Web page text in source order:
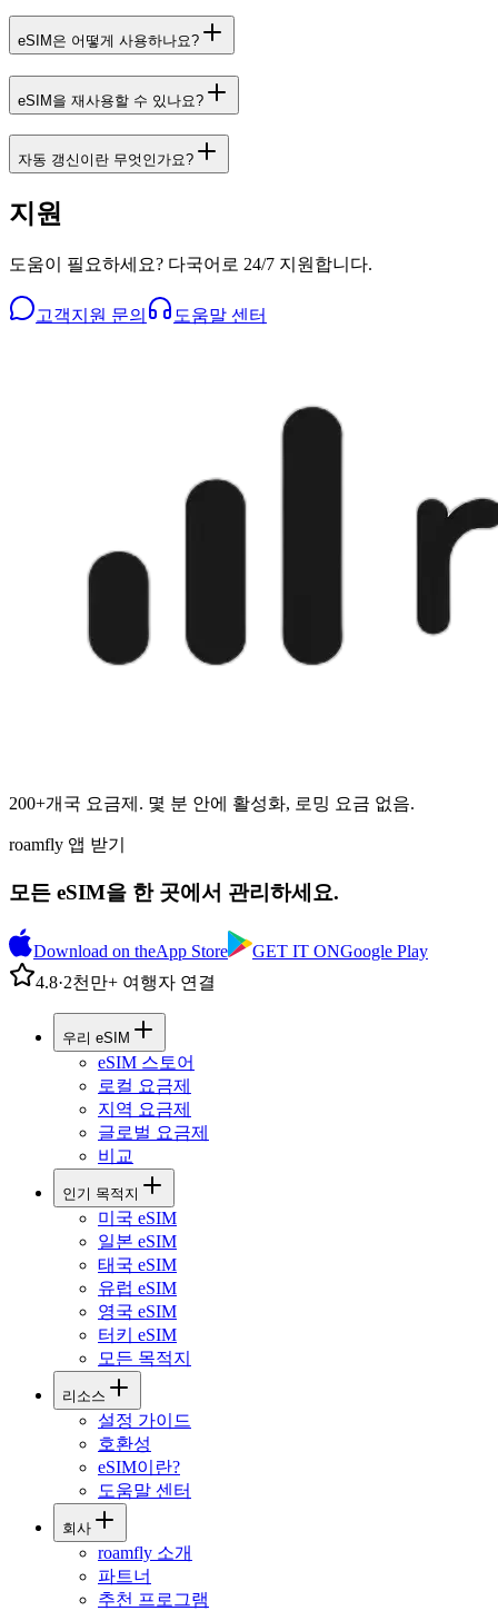
eSIM은 어떻게 사용하나요?
eSIM을 재사용할 수 있나요?
자동 갱신이란 무엇인가요?
지원
도움이 필요하세요? 다국어로 24/7 지원합니다.
고객지원 문의 도움말 센터
200+개국 요금제. 몇 분 안에 활성화, 로밍 요금 없음.
roamfly 앱 받기
모든 eSIM을 한 곳에서 관리하세요.
Download on theApp Store GET IT ONGoogle Play
4.8·2천만+ 여행자 연결
우리 eSIM
eSIM 스토어
로컬 요금제
지역 요금제
글로벌 요금제
비교
인기 목적지
미국 eSIM
일본 eSIM
태국 eSIM
유럽 eSIM
영국 eSIM
터키 eSIM
모든 목적지
리소스
설정 가이드
호환성
eSIM이란?
도움말 센터
회사
roamfly 소개
파트너
추천 프로그램